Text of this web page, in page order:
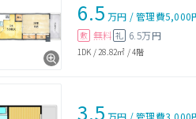
6.5 万円 /管理費5,000
敷 無料 礼 6.5万円
1DK / 28.82㎡ /4階
3.5 万円 /管理費3,000